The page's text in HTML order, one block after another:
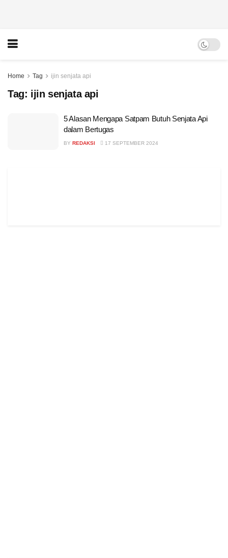
Home Tag ijin senjata api
Tag: ijin senjata api
5 Alasan Mengapa Satpam Butuh Senjata Api
dalam Bertugas
BY REDAKSI 17 SEPTEMBER 2024